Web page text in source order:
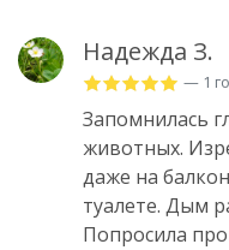
Надежда З.
— 1
Запомнилась
животных.
даже на
туалете. Дым
Попросила